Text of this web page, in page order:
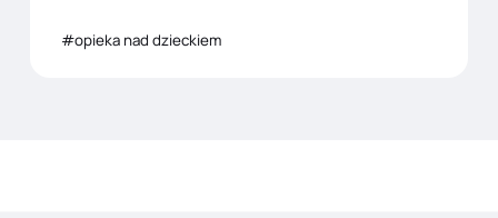
opieka nad dzieckiem